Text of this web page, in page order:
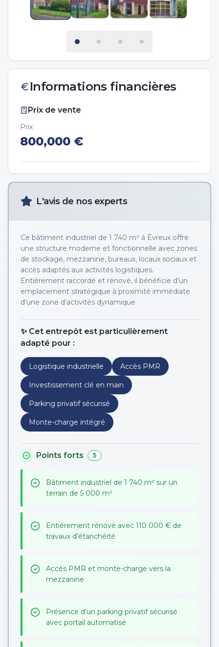
Informations financières
Prix de vente
Prix
800,000 €
L'avis de nos experts
Ce bâtiment industriel de 1 740 m² à Évreux offre
une structure moderne et fonctionnelle avec zones
de stockage, mezzanine, bureaux, locaux sociaux et
accès adaptés aux activités logistiques.
Entièrement raccordé et rénové, il bénéficie d’un
emplacement stratégique à proximité immédiate
d’une zone d’activités dynamique.
✨ Cet entrepôt est particulièrement
adapté pour :
Logistique industrielle Accès PMR
Investissement clé en main
Parking privatif sécurisé
Monte-charge intégré
Points forts 5
Bâtiment industriel de 1 740 m² sur un
terrain de 5 000 m²
Entièrement rénové avec 110 000 € de
travaux d’étanchéité
Accès PMR et monte-charge vers la
mezzanine
Présence d’un parking privatif sécurisé
avec portail automatisé